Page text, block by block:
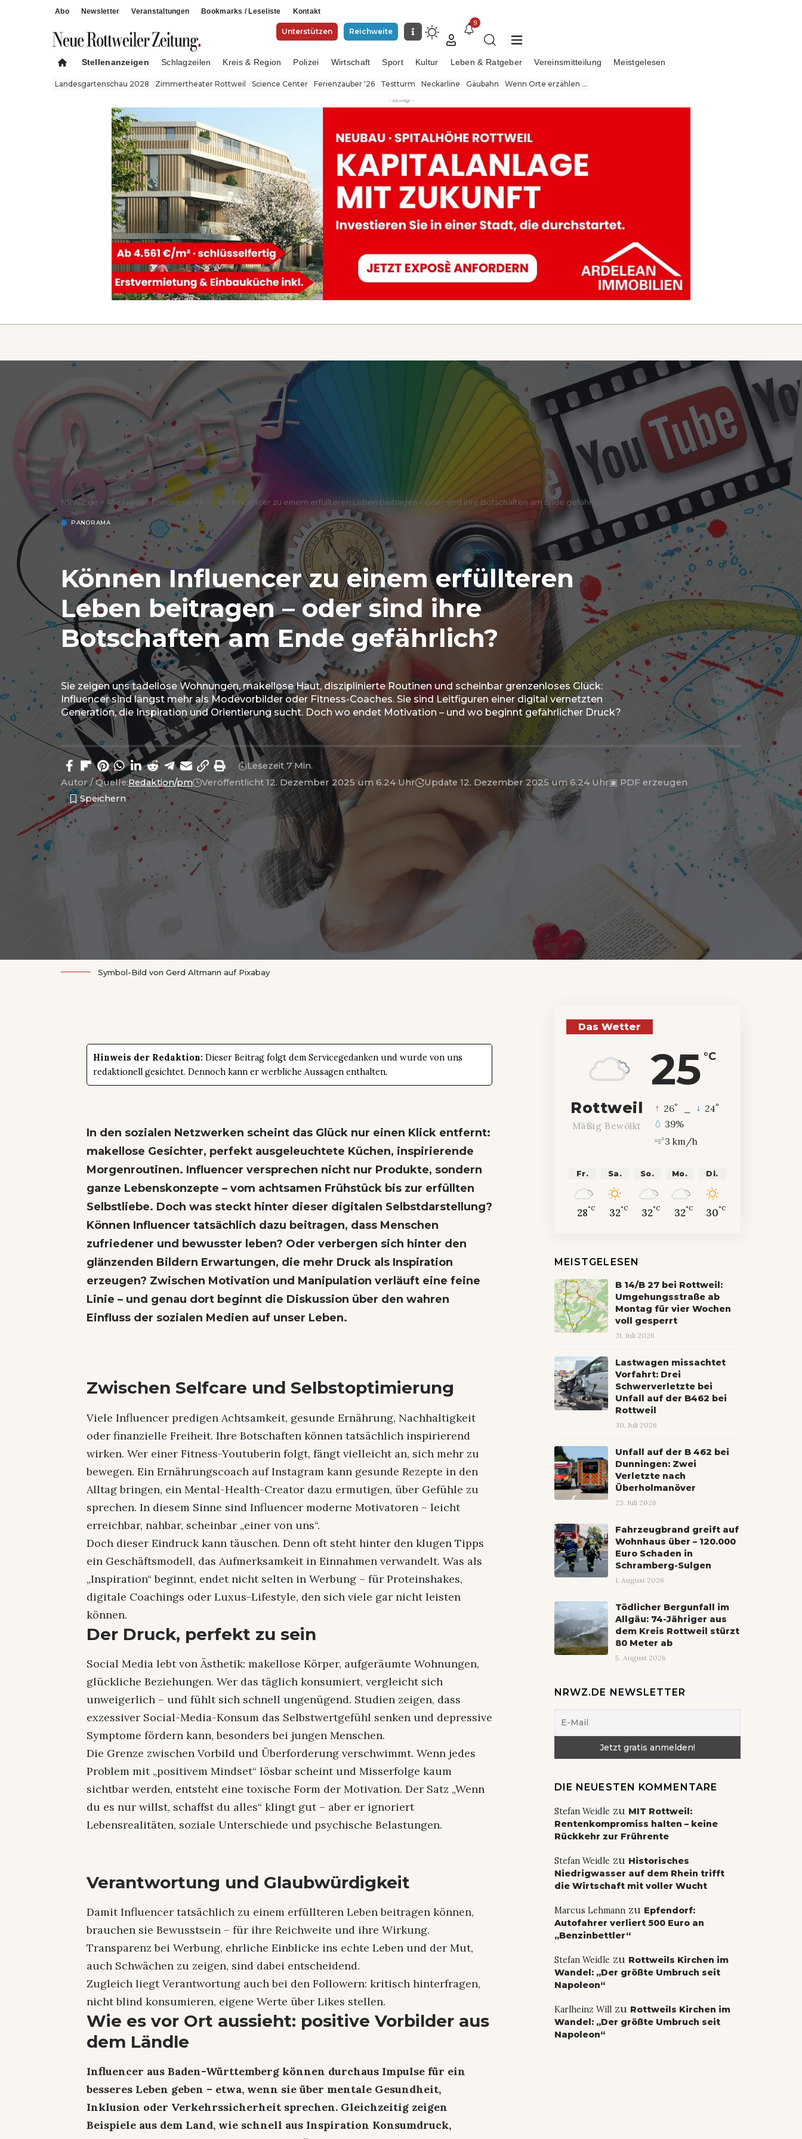
Abo Newsletter Veranstaltungen Bookmarks / Leseliste Kontakt
Unterstützen Reichweite
9
Stellenanzeigen Schlagzeilen Kreis & Region Polizei Wirtschaft Sport Kultur Leben & Ratgeber Vereinsmitteilung Meistgelesen
Landesgartenschau 2028 Zimmertheater Rottweil Science Center Ferienzauber '26 Testturm Neckarline Gäubahn Wenn Orte erzählen ...
- Anzeige -
NRWZ.de >Alle News >Panorama > Können Influencer zu einem erfüllteren Leben beitragen – oder sind ihre Botschaften am Ende gefährlich?
PANORAMA
Können Influencer zu einem erfüllteren
Leben beitragen – oder sind ihre
Botschaften am Ende gefährlich?
Sie zeigen uns tadellose Wohnungen, makellose Haut, disziplinierte Routinen und scheinbar grenzenloses Glück:
Influencer sind längst mehr als Modevorbilder oder Fitness-Coaches. Sie sind Leitfiguren einer digital vernetzten
Generation, die Inspiration und Orientierung sucht. Doch wo endet Motivation – und wo beginnt gefährlicher Druck?
Autor / Quelle:Redaktion/pm Veröffentlicht 12. Dezember 2025 um 6.24 Uhr Update 12. Dezember 2025 um 6.24 Uhr▣ PDF erzeugen
Lesezeit 7 Min.
Symbol-Bild von Gerd Altmann auf Pixabay
Hinweis der Redaktion: Dieser Beitrag folgt dem Servicegedanken und wurde von uns
redaktionell gesichtet. Dennoch kann er werbliche Aussagen enthalten.
In den sozialen Netzwerken scheint das Glück nur einen Klick entfernt:
makellose Gesichter, perfekt ausgeleuchtete Küchen, inspirierende
Morgenroutinen. Influencer versprechen nicht nur Produkte, sondern
ganze Lebenskonzepte – vom achtsamen Frühstück bis zur erfüllten
Selbstliebe. Doch was steckt hinter dieser digitalen Selbstdarstellung?
Können Influencer tatsächlich dazu beitragen, dass Menschen
zufriedener und bewusster leben? Oder verbergen sich hinter den
glänzenden Bildern Erwartungen, die mehr Druck als Inspiration
erzeugen? Zwischen Motivation und Manipulation verläuft eine feine
Linie – und genau dort beginnt die Diskussion über den wahren
Einfluss der sozialen Medien auf unser Leben.
Zwischen Selfcare und Selbstoptimierung
Viele Influencer predigen Achtsamkeit, gesunde Ernährung, Nachhaltigkeit
oder finanzielle Freiheit. Ihre Botschaften können tatsächlich inspirierend
wirken. Wer einer Fitness-Youtuberin folgt, fängt vielleicht an, sich mehr zu
bewegen. Ein Ernährungscoach auf Instagram kann gesunde Rezepte in den
Alltag bringen, ein Mental-Health-Creator dazu ermutigen, über Gefühle zu
sprechen. In diesem Sinne sind Influencer moderne Motivatoren – leicht
erreichbar, nahbar, scheinbar „einer von uns“.
Doch dieser Eindruck kann täuschen. Denn oft steht hinter den klugen Tipps
ein Geschäftsmodell, das Aufmerksamkeit in Einnahmen verwandelt. Was als
„Inspiration“ beginnt, endet nicht selten in Werbung – für Proteinshakes,
digitale Coachings oder Luxus-Lifestyle, den sich viele gar nicht leisten
können.
Der Druck, perfekt zu sein
Social Media lebt von Ästhetik: makellose Körper, aufgeräumte Wohnungen,
glückliche Beziehungen. Wer das täglich konsumiert, vergleicht sich
unweigerlich – und fühlt sich schnell ungenügend. Studien zeigen, dass
exzessiver Social-Media-Konsum das Selbstwertgefühl senken und depressive
Symptome fördern kann, besonders bei jungen Menschen.
Die Grenze zwischen Vorbild und Überforderung verschwimmt. Wenn jedes
Problem mit „positivem Mindset“ lösbar scheint und Misserfolge kaum
sichtbar werden, entsteht eine toxische Form der Motivation. Der Satz „Wenn
du es nur willst, schaffst du alles“ klingt gut – aber er ignoriert
Lebensrealitäten, soziale Unterschiede und psychische Belastungen.
Verantwortung und Glaubwürdigkeit
Damit Influencer tatsächlich zu einem erfüllteren Leben beitragen können,
brauchen sie Bewusstsein – für ihre Reichweite und ihre Wirkung.
Transparenz bei Werbung, ehrliche Einblicke ins echte Leben und der Mut,
auch Schwächen zu zeigen, sind dabei entscheidend.
Zugleich liegt Verantwortung auch bei den Followern: kritisch hinterfragen,
nicht blind konsumieren, eigene Werte über Likes stellen.
Wie es vor Ort aussieht: positive Vorbilder aus
dem Ländle
Influencer aus Baden-Württemberg können durchaus Impulse für ein
besseres Leben geben – etwa, wenn sie über mentale Gesundheit,
Inklusion oder Verkehrssicherheit sprechen. Gleichzeitig zeigen
Beispiele aus dem Land, wie schnell aus Inspiration Konsumdruck,
Das Wetter
25 °C
Rottweil
Mäßig Bewölkt
26° 24°
39%
3 km/h
Fr.
28°C
Sa.
32°C
So.
32°C
Mo.
32°C
Di.
30°C
MEISTGELESEN
B 14/B 27 bei Rottweil:
Umgehungsstraße ab
Montag für vier Wochen
voll gesperrt
31. Juli 2026
Lastwagen missachtet
Vorfahrt: Drei
Schwerverletzte bei
Unfall auf der B462 bei
Rottweil
30. Juli 2026
Unfall auf der B 462 bei
Dunningen: Zwei
Verletzte nach
Überholmanöver
23. Juli 2026
Fahrzeugbrand greift auf
Wohnhaus über – 120.000
Euro Schaden in
Schramberg-Sulgen
1. August 2026
Tödlicher Bergunfall im
Allgäu: 74-Jähriger aus
dem Kreis Rottweil stürzt
80 Meter ab
5. August 2026
NRWZ.DE NEWSLETTER
DIE NEUESTEN KOMMENTARE
Stefan Weidle zu MIT Rottweil:
Rentenkompromiss halten – keine
Rückkehr zur Frührente
Stefan Weidle zu Historisches
Niedrigwasser auf dem Rhein trifft
die Wirtschaft mit voller Wucht
Marcus Lehmannzu Epfendorf:
Autofahrer verliert 500 Euro an
„Benzinbettler“
Stefan Weidle zu Rottweils Kirchen im
Wandel: „Der größte Umbruch seit
Napoleon“
Karlheinz Willzu Rottweils Kirchen im
Wandel: „Der größte Umbruch seit
Napoleon“